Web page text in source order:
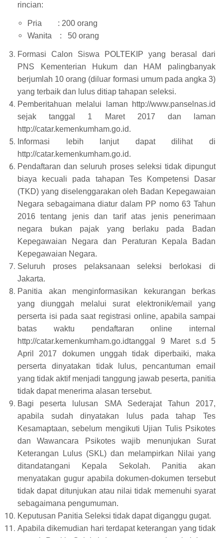
rincian:
Pria : 200 orang
Wanita : 50 orang
Formasi Calon Siswa POLTEKIP yang berasal dari
PNS Kementerian Hukum dan HAM palingbanyak
berjumlah 10 orang (diluar formasi umum pada angka 3)
yang terbaik dan lulus ditiap tahapan seleksi.
Pemberitahuan melalui laman http://www.panselnas.id
sejak tanggal 1 Maret 2017 dan laman
http://catar.kemenkumham.go.id.
Informasi lebih lanjut dapat dilihat di
http://catar.kemenkumham.go.id.
Pendaftaran dan seluruh proses seleksi tidak dipungut
biaya kecuali pada tahapan Tes Kompetensi Dasar
(TKD) yang diselenggarakan oleh Badan Kepegawaian
Negara sebagaimana diatur dalam PP nomo 63 Tahun
2016 tentang jenis dan tarif atas jenis penerimaan
negara bukan pajak yang berlaku pada Badan
Kepegawaian Negara dan Peraturan Kepala Badan
Kepegawaian Negara.
Seluruh proses pelaksanaan seleksi berlokasi di
Jakarta.
Panitia akan menginformasikan kekurangan berkas
yang diunggah melalui surat elektronik/email yang
perserta isi pada saat registrasi online, apabila sampai
batas waktu pendaftaran online internal
http://catar.kemenkumham.go.idtanggal 9 Maret s.d 5
April 2017 dokumen unggah tidak diperbaiki, maka
perserta dinyatakan tidak lulus, pencantuman email
yang tidak aktif menjadi tanggung jawab peserta, panitia
tidak dapat menerima alasan tersebut.
Bagi peserta lulusan SMA Sederajat Tahun 2017,
apabila sudah dinyatakan lulus pada tahap Tes
Kesamaptaan, sebelum mengikuti Ujian Tulis Psikotes
dan Wawancara Psikotes wajib menunjukan Surat
Keterangan Lulus (SKL) dan melampirkan Nilai yang
ditandatangani Kepala Sekolah. Panitia akan
menyatakan gugur apabila dokumen-dokumen tersebut
tidak dapat ditunjukan atau nilai tidak memenuhi syarat
sebagaimana pengumuman.
Keputusan Panitia Seleksi tidak dapat diganggu gugat.
Apabila dikemudian hari terdapat keterangan yang tidak